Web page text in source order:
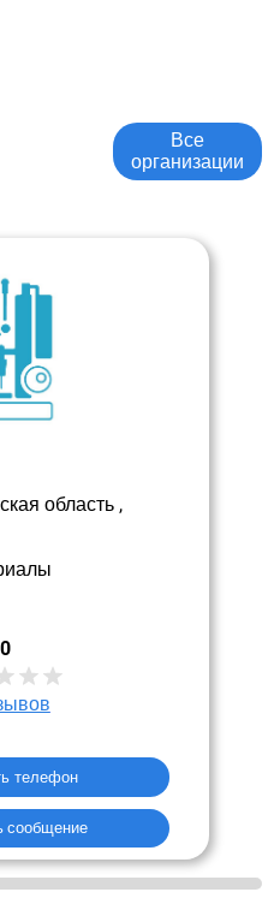
Все
организации
область ,
0
Показать телефон
сообщение